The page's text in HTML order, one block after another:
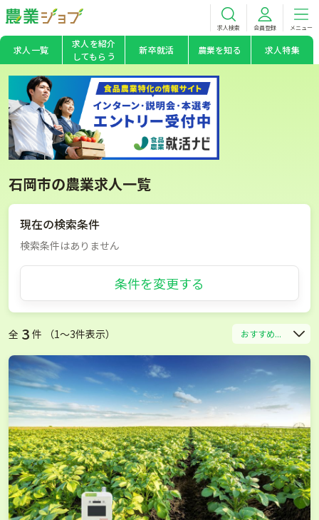
求人検索 会員登録 メニュー
求人一覧
求人を紹介
してもらう
新卒就活 農業を知る 求人特集
石岡市の農業求人一覧
現在の検索条件
検索条件はありません
条件を変更する
全 3 件 （1〜3件表示） おすすめ...